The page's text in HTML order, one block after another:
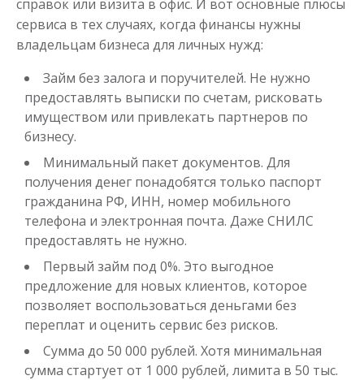
справок или визита в офис. И вот основные плюсы
сервиса в тех случаях, когда финансы нужны
владельцам бизнеса для личных нужд:
Займ без залога и поручителей. Не нужно
предоставлять выписки по счетам, рисковать
имуществом или привлекать партнеров по
бизнесу.
Минимальный пакет документов. Для
получения денег понадобятся только паспорт
гражданина РФ, ИНН, номер мобильного
телефона и электронная почта. Даже СНИЛС
предоставлять не нужно.
Первый займ под 0%. Это выгодное
предложение для новых клиентов, которое
позволяет воспользоваться деньгами без
переплат и оценить сервис без рисков.
Сумма до 50 000 рублей. Хотя минимальная
сумма стартует от 1 000 рублей, лимита в 50 тыс.